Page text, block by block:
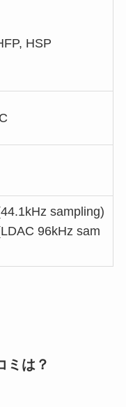
HSP
sampling)
96kHz sam
ミは？